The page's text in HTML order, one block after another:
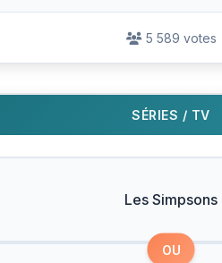
5 589 votes
SÉRIES / TV
Les Simpsons
OU